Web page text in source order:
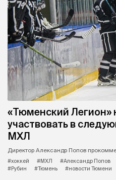
«Тюменский Легион»
участвовать в
МХЛ
Директор Александр Попов
#хоккей
#МХЛ #Александр Попов
#Рубин
#Тюмень #новости Тюмени